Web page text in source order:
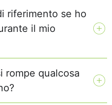
riferimento se ho
il mio
rompe qualcosa